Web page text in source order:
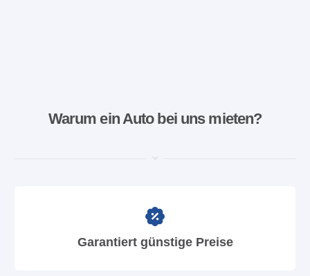
Warum ein Auto bei uns mieten?
Garantiert günstige Preise